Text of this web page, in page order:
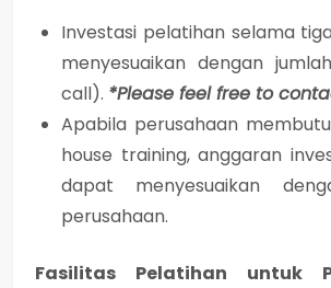
Investasi pelatihan selama
menyesuaikan dengan
call). *Please feel free to
Apabila perusahaan
house training, anggaran
dapat menyesuaikan
perusahaan.
Fasilitas Pelatihan untuk